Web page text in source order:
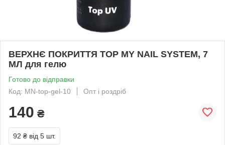
ВЕРХНЄ ПОКРИТТЯ TOP MY NAIL SYSTEM, 7
МЛ для гелю
Готово до відправки
Код: MN-top-gel-10
Опт і роздріб
140 ₴
92 ₴ від 5 шт.